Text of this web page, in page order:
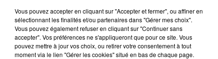
TITRES DIFFUSÉS
16h06
16h06 16h03
16h03
Vous pouvez accepter en cliquant sur "Accepter et fermer", ou affiner en
sélectionnant les finalités et/ou partenaires dans "Gérer mes choix".
Vous pouvez également refuser en cliquant sur "Continuer sans
accepter". Vos préférences ne s'appliqueront que pour ce site. Vous
pouvez mettre à jour vos choix, ou retirer votre consentement à tout
moment via le lien "Gérer les cookies" situé en bas de chaque page.